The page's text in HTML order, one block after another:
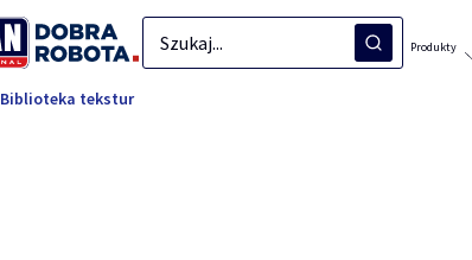
Produkty
Biblioteka tekstur